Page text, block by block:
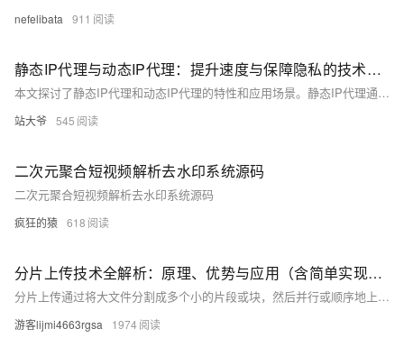
nefelibata 911
静态IP代理与动态IP代理：提升速度与保障隐私的技术解析
本文探讨了静态IP代理和动态IP代理的特性和应用场景。静态IP代理通过高质量服务提供商、网络设置优化、定期更换IP与负载均衡及性能监控提升网络访问速度；动态IP代理则通过隐藏真实IP、增强安全性、绕过封锁和提供独立IP保障用户隐私。结合实际案例与代码示例，展示了两者在不同场景下的优势，帮助用户根据需求选择合适的代理服务以实现高效、安全的网络访问。
站大爷 545
二次元聚合短视频解析去水印系统源码
二次元聚合短视频解析去水印系统源码
疯狂的猿 618
分片上传技术全解析：原理、优势与应用（含简单实现源码）
分片上传通过将大文件分割成多个小的片段或块，然后并行或顺序地上传这些片段，从而提高上传效率和可靠性，特别适用于大文件的上传场景，尤其是在网络环境不佳时，分片上传能有效提高上传体验。 博客不应该只有代码和解决方案，重点应该在于给出解决方案的同时分享思维模式，只有思维才能可持续地解决问题，只有思维才是真正值得学习和分享的核心要素。如果这篇博客能给您带来一点帮助，麻烦您点个赞支持一下，还可以收藏起来以备不时之需，有疑问和错误欢迎在评论区指出~
游客lijmi4663rgsa 1974